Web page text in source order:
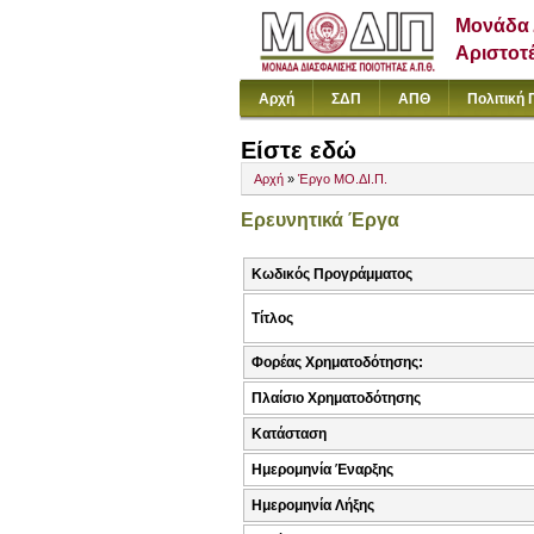
Μονάδα
Αρχή ΣΔΠ ΑΠΘ Πολιτική
Είστε εδώ
Αρχή » Έργο ΜΟ.ΔΙ.Π.
Ερευνητικά Έργα
Κωδικός Προγράμματος
Τίτλος
Φορέας Χρηματοδότησης:
Πλαίσιο Χρηματοδότησης
Κατάσταση
Ημερομηνία Έναρξης
Ημερομηνία Λήξης